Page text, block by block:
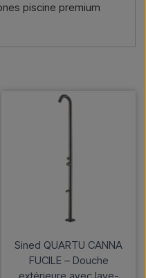
piscine premium
Sined QUARTU CANNA
FUCILE – Douche